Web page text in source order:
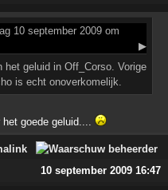
10 september 2009 om
▶
het geluid in Off_Corso. Vorige
is echt onoverkomelijk.
goede geluid....
10 september 2009 16:47